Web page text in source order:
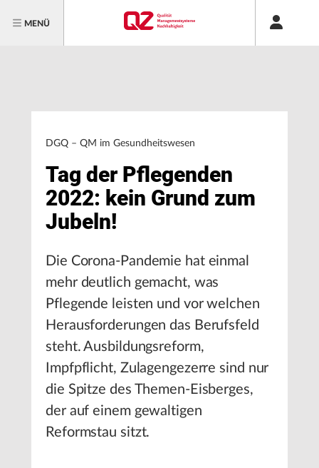
MENÜ
DGQ – QM im Gesundheitswesen
Tag der Pflegenden
2022: kein Grund zum
Jubeln!
Die Corona-Pandemie hat einmal
mehr deutlich gemacht, was
Pflegende leisten und vor welchen
Herausforderungen das Berufsfeld
steht. Ausbildungsreform,
Impfpflicht, Zulagengezerre sind nur
die Spitze des Themen-Eisberges,
der auf einem gewaltigen
Reformstau sitzt.